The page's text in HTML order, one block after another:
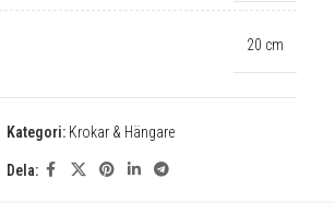
20 cm
Kategori: Krokar & Hängare
Dela: